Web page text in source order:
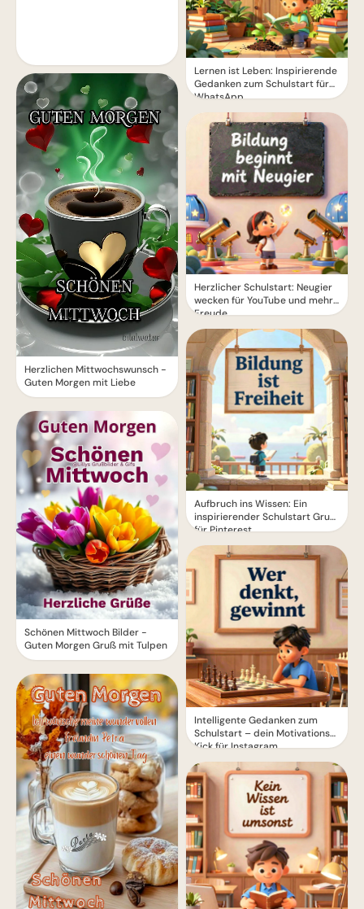
Herzlichen Mittwochswunsch -
Guten Morgen mit Liebe
Schönen Mittwoch Bilder -
Guten Morgen Gruß mit Tulpen
Lernen ist Leben: Inspirierende
Gedanken zum Schulstart für
WhatsApp.
Herzlicher Schulstart: Neugier
wecken für YouTube und mehr
Freude
Aufbruch ins Wissen: Ein
inspirierender Schulstart Gruß
für Pinterest
Intelligente Gedanken zum
Schulstart – dein Motivations-
Kick für Instagram